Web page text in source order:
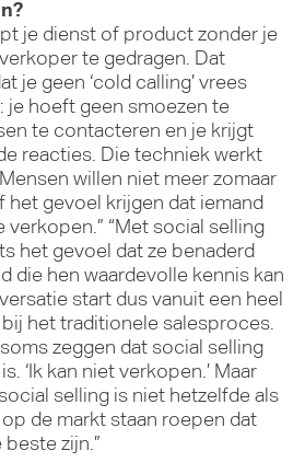
je dienst of product zonder je
te gedragen. Dat
je geen ‘cold calling’ vrees
je hoeft geen smoezen te
te contacteren en je krijgt
reacties. Die techniek werkt
willen niet meer zomaar
gevoel krijgen dat iemand
“Met social selling
het gevoel dat ze benaderd
die hen waardevolle kennis kan
start dus vanuit een heel
het traditionele salesproces.
zeggen dat social selling
‘Ik kan niet verkopen.’ Maar
selling is niet hetzelfde als
de markt staan roepen dat
zijn.”